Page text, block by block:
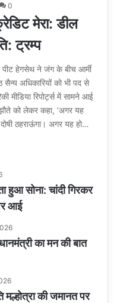
0
मेरा: डील
ट्रम्प
हेगसेथ ने जंग के बीच आर्मी
अधिकारियों को भी पद से
मीडिया रिपोर्ट्स में सामने आई
को लेकर कहा, ‘अगर यह
ठहराऊंगा। अगर यह हो…
हुआ सोना: चांदी गिरकर
आई
का मन की बात
मल्होत्रा की जमानत पर